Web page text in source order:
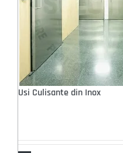
Usi Culisante din Inox